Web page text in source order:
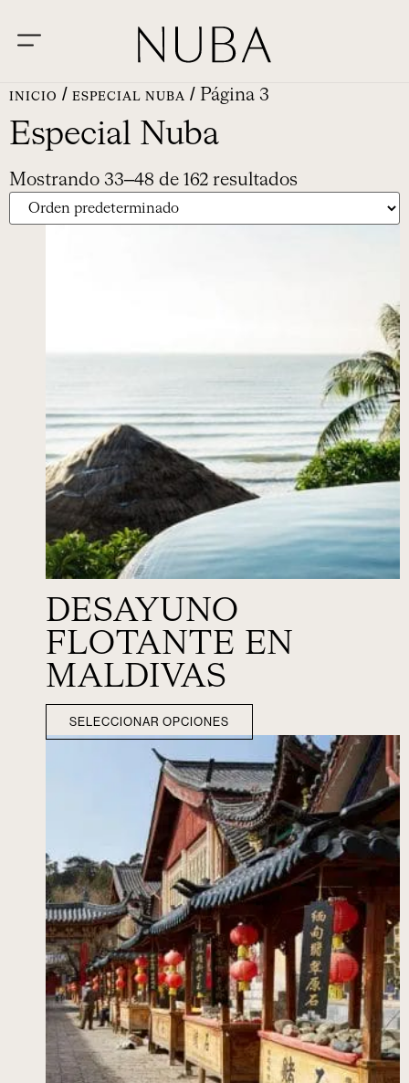
INICIO / ESPECIAL NUBA / Página 3
Especial Nuba
Mostrando 33–48 de 162 resultados
DESAYUNO
FLOTANTE EN
MALDIVAS
SELECCIONAR OPCIONES